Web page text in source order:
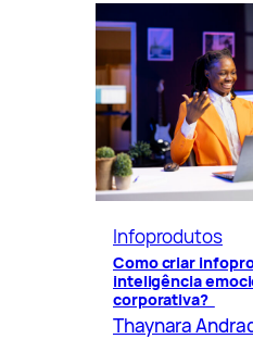
Infoprodutos
Como criar
inteligência
corporativa?
Thaynara